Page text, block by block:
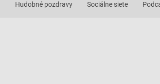
Hudobné pozdravy Sociálne siete